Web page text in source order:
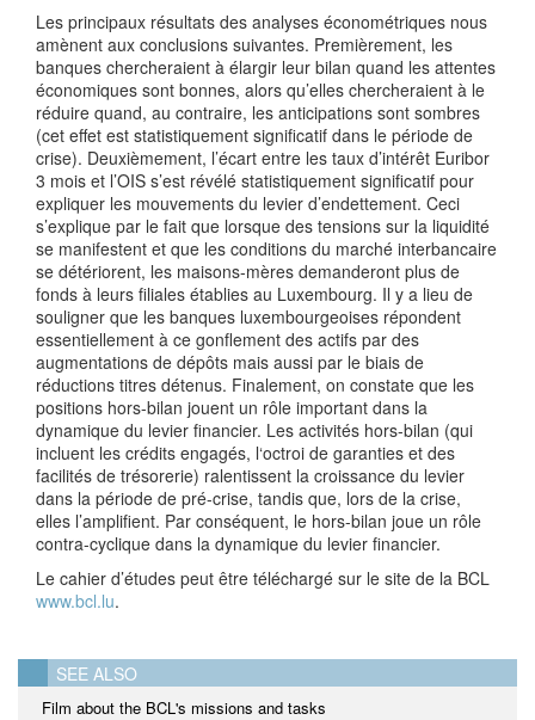
Les principaux résultats des analyses économétriques nous
amènent aux conclusions suivantes. Premièrement, les
banques chercheraient à élargir leur bilan quand les attentes
économiques sont bonnes, alors qu’elles chercheraient à le
réduire quand, au contraire, les anticipations sont sombres
(cet effet est statistiquement significatif dans le période de
crise). Deuxièmement, l’écart entre les taux d’intérêt Euribor
3 mois et l’OIS s’est révélé statistiquement significatif pour
expliquer les mouvements du levier d’endettement. Ceci
s’explique par le fait que lorsque des tensions sur la liquidité
se manifestent et que les conditions du marché interbancaire
se détériorent, les maisons-mères demanderont plus de
fonds à leurs filiales établies au Luxembourg. Il y a lieu de
souligner que les banques luxembourgeoises répondent
essentiellement à ce gonflement des actifs par des
augmentations de dépôts mais aussi par le biais de
réductions titres détenus. Finalement, on constate que les
positions hors-bilan jouent un rôle important dans la
dynamique du levier financier. Les activités hors-bilan (qui
incluent les crédits engagés, l‘octroi de garanties et des
facilités de trésorerie) ralentissent la croissance du levier
dans la période de pré-crise, tandis que, lors de la crise,
elles l’amplifient. Par conséquent, le hors-bilan joue un rôle
contra-cyclique dans la dynamique du levier financier.
Le cahier d’études peut être téléchargé sur le site de la BCL
www.bcl.lu.
SEE ALSO
Film about the BCL's missions and tasks